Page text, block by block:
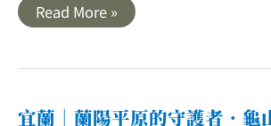
宜
蘭
嶺
連
Read More »
宜蘭｜蘭陽平原的守護者．龜